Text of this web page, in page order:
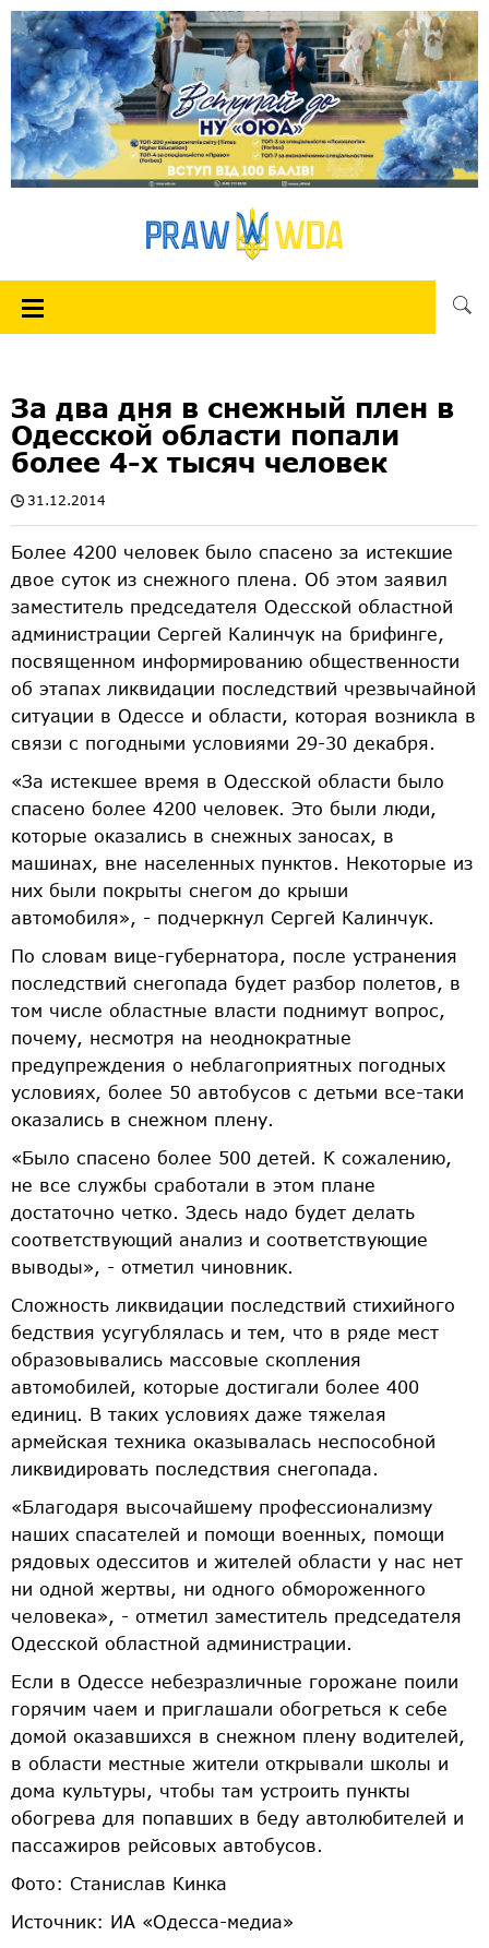
За два дня в снежный плен в
Одесской области попали
более 4-х тысяч человек
31.12.2014
Более 4200 человек было спасено за истекшие
двое суток из снежного плена. Об этом заявил
заместитель председателя Одесской областной
администрации Сергей Калинчук на брифинге,
посвященном информированию общественности
об этапах ликвидации последствий чрезвычайной
ситуации в Одессе и области, которая возникла в
связи с погодными условиями 29-30 декабря.
«За истекшее время в Одесской области было
спасено более 4200 человек. Это были люди,
которые оказались в снежных заносах, в
машинах, вне населенных пунктов. Некоторые из
них были покрыты снегом до крыши
автомобиля», - подчеркнул Сергей Калинчук.
По словам вице-губернатора, после устранения
последствий снегопада будет разбор полетов, в
том числе областные власти поднимут вопрос,
почему, несмотря на неоднократные
предупреждения о неблагоприятных погодных
условиях, более 50 автобусов с детьми все-таки
оказались в снежном плену.
«Было спасено более 500 детей. К сожалению,
не все службы сработали в этом плане
достаточно четко. Здесь надо будет делать
соответствующий анализ и соответствующие
выводы», - отметил чиновник.
Сложность ликвидации последствий стихийного
бедствия усугублялась и тем, что в ряде мест
образовывались массовые скопления
автомобилей, которые достигали более 400
единиц. В таких условиях даже тяжелая
армейская техника оказывалась неспособной
ликвидировать последствия снегопада.
«Благодаря высочайшему профессионализму
наших спасателей и помощи военных, помощи
рядовых одесситов и жителей области у нас нет
ни одной жертвы, ни одного обмороженного
человека», - отметил заместитель председателя
Одесской областной администрации.
Если в Одессе небезразличные горожане поили
горячим чаем и приглашали обогреться к себе
домой оказавшихся в снежном плену водителей,
в области местные жители открывали школы и
дома культуры, чтобы там устроить пункты
обогрева для попавших в беду автолюбителей и
пассажиров рейсовых автобусов.
Фото: Станислав Кинка
Источник: ИА «Одесса-медиа»